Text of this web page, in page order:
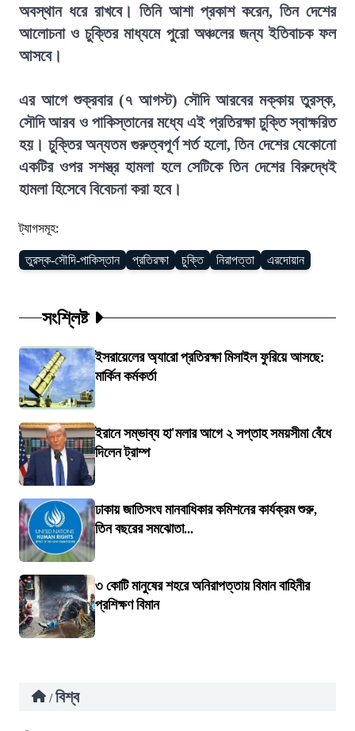
অবস্থান ধরে রাখবে। তিনি আশা প্রকাশ করেন, তিন দেশের
আলোচনা ও চুক্তির মাধ্যমে পুরো অঞ্চলের জন্য ইতিবাচক ফল
আসবে।
এর আগে শুক্রবার (৭ আগস্ট) সৌদি আরবের মক্কায় তুরস্ক,
সৌদি আরব ও পাকিস্তানের মধ্যে এই প্রতিরক্ষা চুক্তি স্বাক্ষরিত
হয়। চুক্তির অন্যতম গুরুত্বপূর্ণ শর্ত হলো, তিন দেশের যেকোনো
একটির ওপর সশস্ত্র হামলা হলে সেটিকে তিন দেশের বিরুদ্ধেই
হামলা হিসেবে বিবেচনা করা হবে।
ট্যাগসমূহ:
তুরস্ক-সৌদি-পাকিস্তান প্রতিরক্ষা চুক্তি নিরাপত্তা এরদোয়ান
সংশ্লিষ্ট
ইসরায়েলের অ্যারো প্রতিরক্ষা মিসাইল ফুরিয়ে আসছে:
মার্কিন কর্মকর্তা
ইরানে সম্ভাব্য হা'মলার আগে ২ সপ্তাহ সময়সীমা বেঁধে
দিলেন ট্রাম্প
ঢাকায় জাতিসংঘ মানবাধিকার কমিশনের কার্যক্রম শুরু,
তিন বছরের সমঝোতা...
৩ কোটি মানুষের শহরে অনিরাপত্তায় বিমান বাহিনীর
প্রশিক্ষণ বিমান
/ বিশ্ব